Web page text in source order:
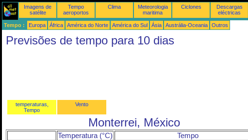
Imagens de
satélite
Tempo
aeroportos
Clima
Meteorologia
maritima
Ciclones
Descargas
eléctricas
Tempo : Europa África América do Norte América do Sul Ásia Austrália-Oceania Outros
Previsões de tempo para 10 dias
temperaturas,
Tempo
Vento
Monterrei, México
Temperatura (°C) Tempo